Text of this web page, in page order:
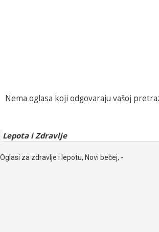
Nema oglasa koji odgovaraju vašoj
Lepota i Zdravlje
Oglasi za zdravlje i lepotu, Novi bečej, -